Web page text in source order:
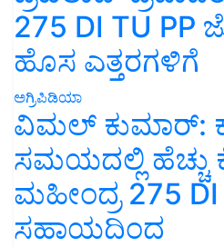
275 DI TU PP
ಹೊಸ ಎತ್ತರಗಳಿಗೆ
ಅಗ್ರಿಪಿಡಿಯಾ
ವಿಮಲ್ ಕುಮಾರ್:
ಸಮಯದಲ್ಲಿ ಹೆಚ್ಚು
ಮಹೀಂದ್ರ 275 DI
ಸಹಾಯದಿಂದ